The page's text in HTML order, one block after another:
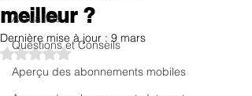
Actualités
Questions et Conseils
Aperçu des abonnements mobiles
meilleur ?
Dernière mise à jour : 9 mars
Noté NaN étoiles sur 5.